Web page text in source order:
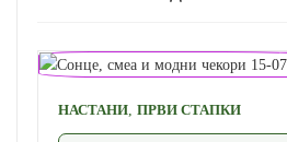
НАСТАНИ, ПРВИ СТАПКИ